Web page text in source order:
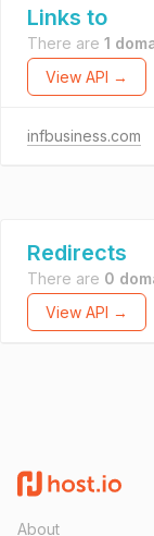
Links to
There are 1
View API →
infbusiness.com
Redirects
There are 0
View API →
About